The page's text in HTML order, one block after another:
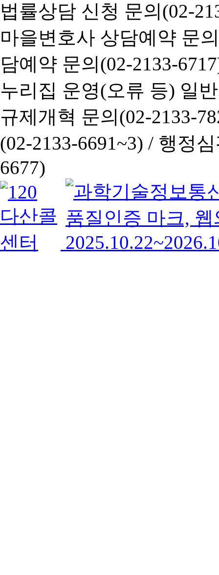
법률상담 신청 문의(02-
마을변호사 상담예약 문
담예약 문의(02-2133-
누리집 운영(오류 등) 일
규제개혁 문의(02-2133-
(02-2133-6691~3) / 행정심
6677)